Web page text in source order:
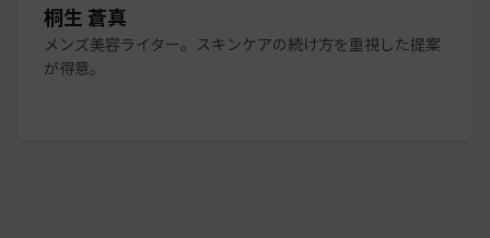
桐生 蒼真
メンズ美容ライター。スキンケアの続け方を重視した提案
が得意。